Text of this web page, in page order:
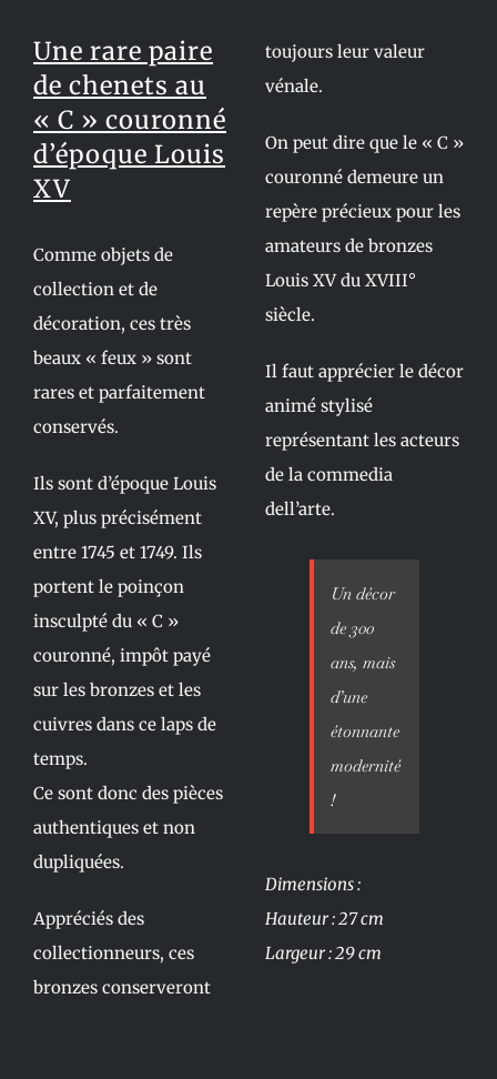
Une rare paire
de chenets au
« C » couronné
d’époque Louis
XV
Comme objets de
collection et de
décoration, ces très
beaux « feux » sont
rares et parfaitement
conservés.
Ils sont d’époque Louis
XV, plus précisément
entre 1745 et 1749. Ils
portent le poinçon
insculpté du « C »
couronné, impôt payé
sur les bronzes et les
cuivres dans ce laps de
temps.
Ce sont donc des pièces
authentiques et non
dupliquées.
Appréciés des
collectionneurs, ces
bronzes conserveront
toujours leur valeur
vénale.
On peut dire que le « C »
couronné demeure un
repère précieux pour les
amateurs de bronzes
Louis XV du XVIII°
siècle.
Il faut apprécier le décor
animé stylisé
représentant les acteurs
de la commedia
dell’arte.
Un décor
de 300
ans, mais
d’une
étonnante
modernité
!
Dimensions :
Hauteur : 27 cm
Largeur : 29 cm